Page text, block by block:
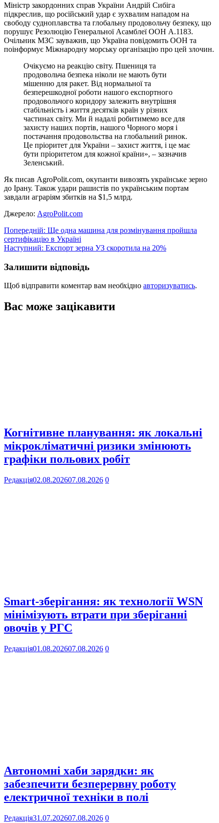
Міністр закордонних справ України Андрій Сибіга
підкреслив, що російський удар є зухвалим нападом на
свободу судноплавства та глобальну продовольчу безпеку, що
порушує Резолюцію Генеральної Асамблеї ООН A.1183.
Очільник МЗС зауважив, що Україна повідомить ООН та
поінформує Міжнародну морську організацію про цей злочин.
Очікуємо на реакцію світу. Пшениця та
продовольча безпека ніколи не мають бути
мішенню для ракет. Від нормальної та
безперешкодної роботи нашого експортного
продовольчого коридору залежить внутрішня
стабільність і життя десятків країн у різних
частинах світу. Ми й надалі робитимемо все для
захисту наших портів, нашого Чорного моря і
постачання продовольства на глобальний ринок.
Це пріоритет для України – захист життя, і це має
бути пріоритетом для кожної країни», – зазначив
Зеленський.
Як писав AgroPolit.com, окупанти вивозять українське зерно
до Ірану. Також удари рашистів по українським портам
завдали аграріям збитків на $1,5 млрд.
Джерело: AgroPolit.com
Навігація
записів
Попередній: Ще одна машина для розмінування пройшла
сертифікацію в Україні
Наступний: Експорт зерна УЗ скоротила на 20%
Залишити відповідь
Щоб відправити коментар вам необхідно авторизуватись.
Вас може зацікавити
Когнітивне планування: як локальні
мікрокліматичні ризики змінюють
графіки польових робіт
Редакція02.08.202607.08.2026 0
Smart-зберігання: як технології WSN
мінімізують втрати при зберіганні
овочів у РГС
Редакція01.08.202607.08.2026 0
Автономні хаби зарядки: як
забезпечити безперервну роботу
електричної техніки в полі
Редакція31.07.202607.08.2026 0